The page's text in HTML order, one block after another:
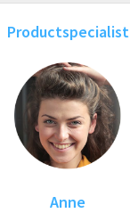
Productspecialist
Anne